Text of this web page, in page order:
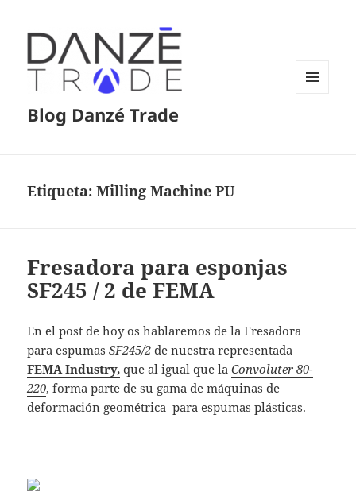
Blog Danzé Trade
Etiqueta:Milling Machine PU
Fresadora para esponjas
SF245 / 2 de FEMA
En el post de hoy os hablaremos de la Fresadora
para espumasSF245/2 de nuestra representada
FEMA Industry, que al igual que laConvoluter 80-
220, forma parte de su gama de máquinas de
deformación geométrica para espumas plásticas.